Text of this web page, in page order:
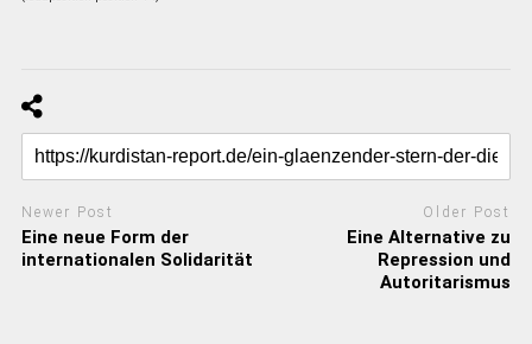
Newer Post
Eine neue Form der
internationalen Solidarität
Older Post
Eine Alternative zu
Repression und
Autoritarismus